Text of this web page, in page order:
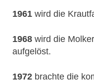
1961 wird die
1968 wird die
aufgelöst.
1972 brachte die